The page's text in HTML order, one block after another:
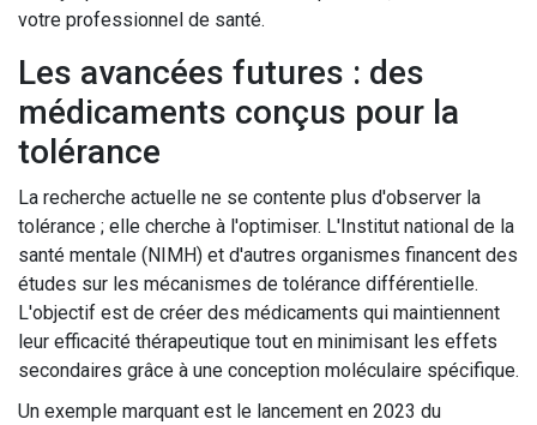
votre professionnel de santé.
Les avancées futures : des
médicaments conçus pour la
tolérance
La recherche actuelle ne se contente plus d'observer la
tolérance ; elle cherche à l'optimiser. L'Institut national de la
santé mentale (NIMH) et d'autres organismes financent des
études sur les mécanismes de tolérance différentielle.
L'objectif est de créer des médicaments qui maintiennent
leur efficacité thérapeutique tout en minimisant les effets
secondaires grâce à une conception moléculaire spécifique.
Un exemple marquant est le lancement en 2023 du